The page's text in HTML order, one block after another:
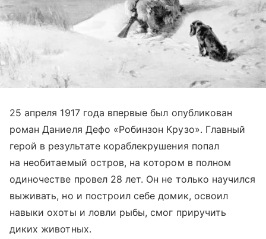
25 апреля 1917 года впервые был опубликован
роман Даниеля Дефо «Робинзон Крузо». Главный
герой в результате кораблекрушения попал
на необитаемый остров, на котором в полном
одиночестве провел 28 лет. Он не только научился
выживать, но и построил себе домик, освоил
навыки охоты и ловли рыбы, смог приручить
диких животных.